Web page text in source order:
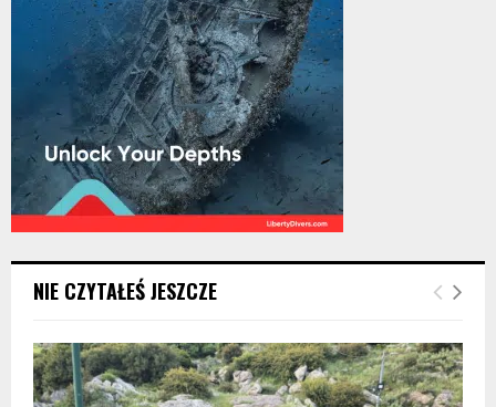
NIE CZYTAŁEŚ JESZCZE